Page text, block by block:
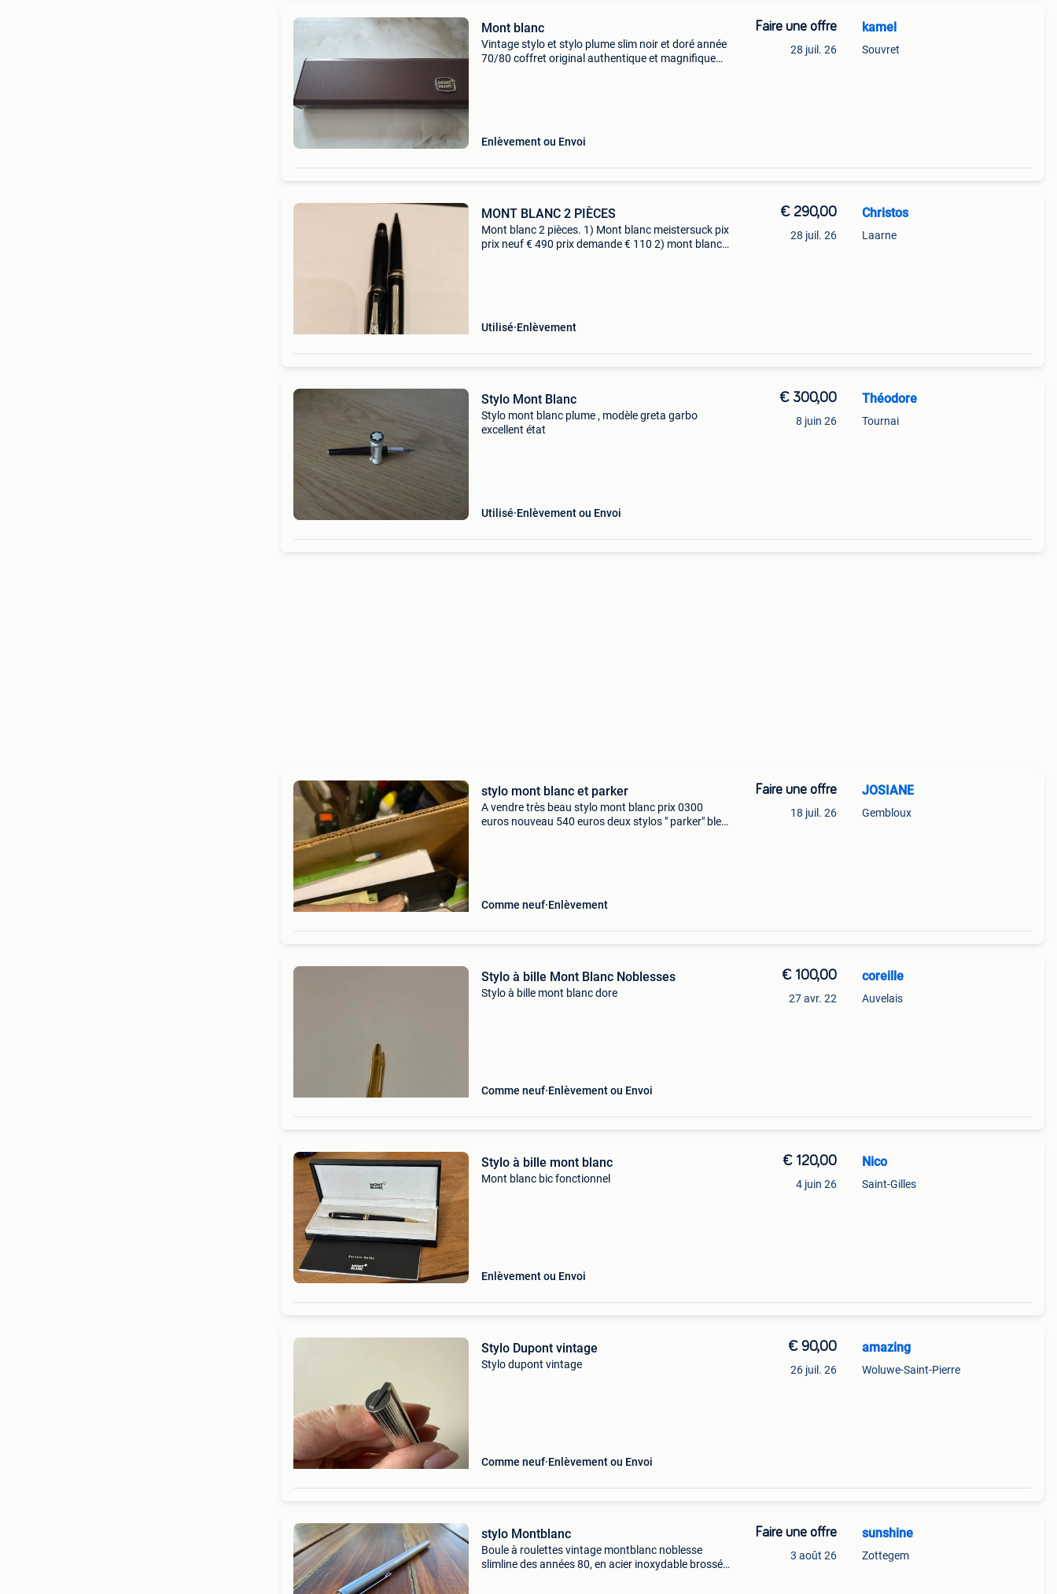
Mont blanc
Vintage stylo et stylo plume slim noir et doré année
70/80 coffret original authentique et magnifique
Enlèvement ou Envoi
Faire une offre
28 juil. 26
kamel
Souvret
MONT BLANC 2 PIÈCES
Mont blanc 2 pièces. 1) Mont blanc meistersuck pix
prix neuf € 490 prix demande € 110 2) mont blanc
Utilisé Enlèvement
€ 290,00
28 juil. 26
Christos
Laarne
Stylo Mont Blanc
Stylo mont blanc plume , modèle greta garbo
excellent état
Utilisé Enlèvement ou Envoi
€ 300,00
8 juin 26
Théodore
Tournai
stylo mont blanc et parker
A vendre très beau stylo mont blanc prix 0300
euros nouveau 540 euros deux stylos " parker" bleu
Comme neuf Enlèvement
Faire une offre
18 juil. 26
JOSIANE
Gembloux
Stylo à bille Mont Blanc Noblesses
Stylo à bille mont blanc dore
Comme neuf Enlèvement ou Envoi
€ 100,00
27 avr. 22
coreille
Auvelais
Stylo à bille mont blanc
Mont blanc bic fonctionnel
Enlèvement ou Envoi
€ 120,00
4 juin 26
Nico
Saint-Gilles
Stylo Dupont vintage
Stylo dupont vintage
Comme neuf Enlèvement ou Envoi
€ 90,00
26 juil. 26
amazing
Woluwe-Saint-Pierre
stylo Montblanc
Boule à roulettes vintage montblanc noblesse
slimline des années 80, en acier inoxydable brossé
Faire une offre
3 août 26
sunshine
Zottegem